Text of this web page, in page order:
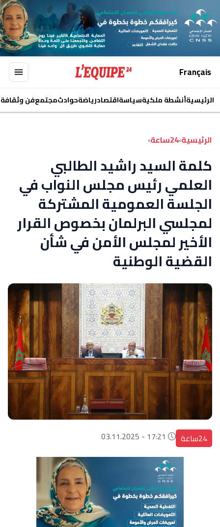
Français
الرئيسيةأنشطة ملكيةسياسةاقتصادرياضةحوادثمجتمعفن وثقافة
الرئيسية›24ساعة ›
كلمة السيد راشيد الطالبي
العلمي رئيس مجلس النواب في
الجلسة العمومية المشتركة
لمجلسي البرلمان بخصوص القرار
الأخير لمجلس الأمن في شأن
القضية الوطنية
24ساعة